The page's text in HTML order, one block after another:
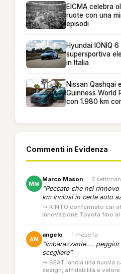
EICMA celebra
ruote con una
episodi
Hyundai IONIQ
supersportiva
in Italia
Nissan Qashqai
Guinness World
con 1.980 km
Commenti in Evidenza
MM
Marco Mason · 3
“Peccato che nel
km inclusi in certe auto
↳ KINTO confermato car
innovazione Toyota fino al
AN
angelo · 1 mese fa
“imbarazzante....
scegliere”
↳ SEAT lancia una nuova
design, affidabilità e valore